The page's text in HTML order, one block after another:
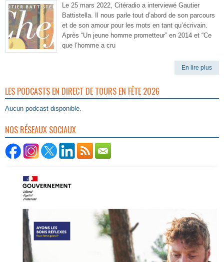
Le 25 mars 2022, Citéradio a interviewé Gautier
Battistella. Il nous parle tout d’abord de son parcours
et de son amour pour les mots en tant qu’écrivain.
Après “Un jeune homme prometteur” en 2014 et “Ce
que l’homme a cru
En lire plus
LES PODCASTS EN DIRECT DE TOURS EN FÊTE 2026
Aucun podcast disponible.
NOS RÉSEAUX SOCIAUX